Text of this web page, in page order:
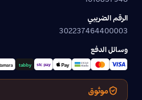
الرقم الضريبي
302237464400003
وسائل الدفع
موثوق